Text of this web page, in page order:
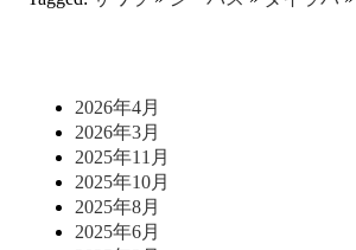
2026年4月
2026年3月
2025年11月
2025年10月
2025年8月
2025年6月